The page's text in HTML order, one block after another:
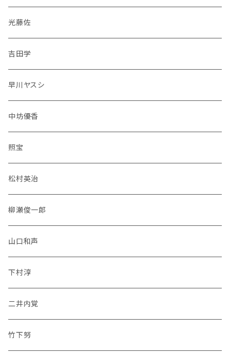
光藤佐
吉田学
早川ヤスシ
中坊優香
照宝
松村英治
柳瀬俊一郎
山口和声
下村淳
二井内覚
竹下努